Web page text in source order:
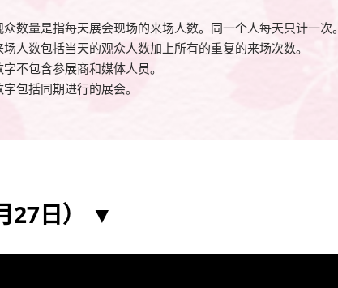
众数量是指每天展会现场的来场人数。同一个人每天只计一次。
场人数包括当天的观众人数加上所有的重复的来场次数。
不包含参展商和媒体人员。
包括同期进行的展会。
27日） ▼